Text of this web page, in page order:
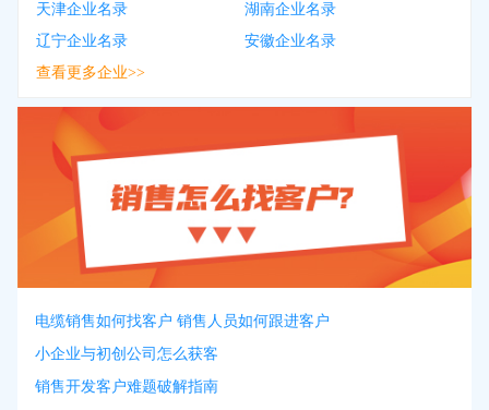
天津企业名录
湖南企业名录
辽宁企业名录
安徽企业名录
查看更多企业>>
电缆销售如何找客户 销售人员如何跟进客户
小企业与初创公司怎么获客
销售开发客户难题破解指南